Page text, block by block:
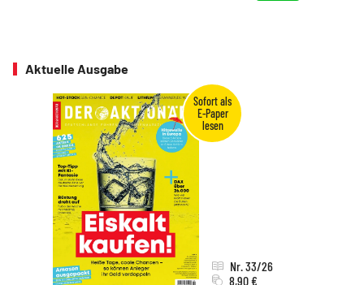
Aktuelle Ausgabe
Nr. 33/26
8,90 €